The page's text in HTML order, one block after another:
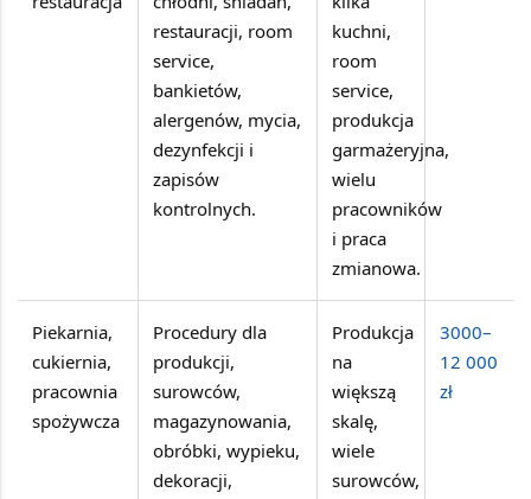
restauracji, room
service,
bankietów,
alergenów, mycia,
dezynfekcji i
zapisów
kontrolnych.
kuchni,
room
service,
produkcja
garmażeryjna,
wielu
pracowników
i praca
zmianowa.
Piekarnia,
cukiernia,
pracownia
spożywcza
Procedury dla
produkcji,
surowców,
magazynowania,
obróbki, wypieku,
dekoracji,
Produkcja
na
większą
skalę,
wiele
surowców,
3000–
12 000
zł